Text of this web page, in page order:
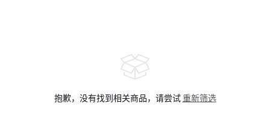
抱歉，没有找到相关商品，请尝试 重新筛选